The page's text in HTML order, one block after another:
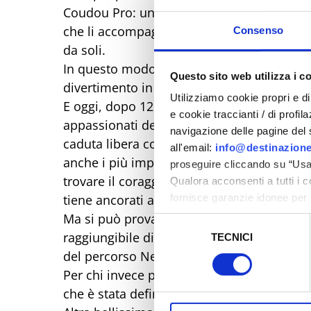
Consenso
Questo sito web utilizza i
Utilizziamo cookie propri e
e cookie traccianti / di
navigazione delle pagine
all'email:
proseguire cliccando su
Qualora acconsenti a tutti i
fornisce garanzie idonee
sicurezza a Tutela dei
Selezione
consenso
TECNICI
Coudou Pro: un filo d’Arianna, a cui i
che li accompagna costantemente gioco
da soli.
In questo modo la sicurezza è totale e
divertimento in assoluta serenità per tutti.
E oggi, dopo 12 anni di attività,
appassionati delle forti emozioni è
caduta libera con lo Sky Jump, una vera
anche i più impavidi! Riservato a chi ha
trovare il coraggio di saltare e lasciarsi
tiene ancorati a terra.
Ma si può provare anche il nuovissimo
raggiungibile di 20 metri, con vista sulla
del percorso Nero Plus, che mette a dura
Per chi invece preferisce rimanere con i
che è stata definita la caccia al tesoro